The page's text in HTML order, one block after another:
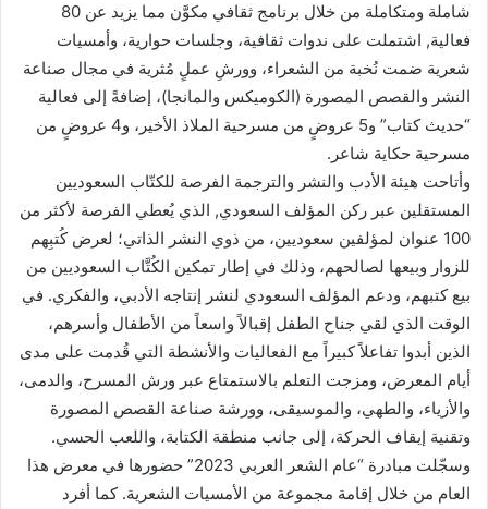
شاملة ومتكاملة من خلال برنامج ثقافي مكوَّن مما يزيد عن 80
فعالية, اشتملت على ندوات ثقافية، وجلسات حوارية، وأمسيات
شعرية ضمت نُخبة من الشعراء، وورشِ عملٍ مُثرية في مجال صناعة
النشر والقصص المصورة (الكوميكس والمانجا)، إضافةً إلى فعالية
“حديث كتاب” و5 عروضٍ من مسرحية الملاذ الأخير، و4 عروضٍ من
مسرحية حكاية شاعر.
وأتاحت هيئة الأدب والنشر والترجمة الفرصة للكتّاب السعوديين
المستقلين عبر ركن المؤلف السعودي, الذي يُعطي الفرصة لأكثر من
100 عنوان لمؤلفين سعوديين، من ذوي النشر الذاتي؛ لعرض كُتبِهم
للزوار وبيعها لصالحهم، وذلك في إطار تمكين الكُتَّاب السعوديين من
بيع كتبهم، ودعم المؤلف السعودي لنشر إنتاجه الأدبي، والفكري. في
الوقت الذي لقي جناح الطفل إقبالاً واسعاً من الأطفال وأسرهم،
الذين أبدوا تفاعلاً كبيراً مع الفعاليات والأنشطة التي قُدمت على مدى
أيام المعرض، ومزجت التعلم بالاستمتاع عبر ورش المسرح، والدمى،
والأزياء، والطهي، والموسيقى، وورشة صناعة القصص المصورة
وتقنية إيقاف الحركة، إلى جانب منطقة الكتابة، واللعب الحسي.
وسجّلت مبادرة “عام الشعر العربي 2023” حضورها في معرض هذا
العام من خلال إقامة مجموعة من الأمسيات الشعرية. كما أفرد